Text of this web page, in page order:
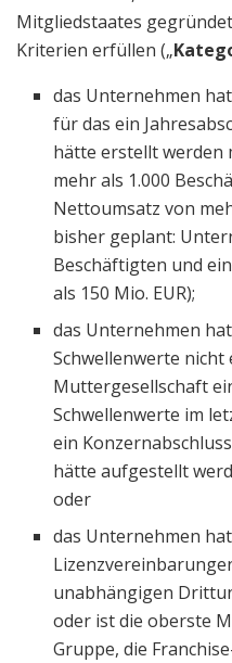
Mitgliedstaates
Kriterien erfüllen („
das Unternehmen
für das ein
hätte erstellt werden
mehr als 1.000
Nettoumsatz von
bisher geplant:
Beschäftigten und
als 150 Mio. EUR);
das Unternehmen
Schwellenwerte
Muttergesellschaft
Schwellenwerte im
ein
hätte aufgestellt
oder
das Unternehmen
unabhängigen
oder ist die oberste
Gruppe, die